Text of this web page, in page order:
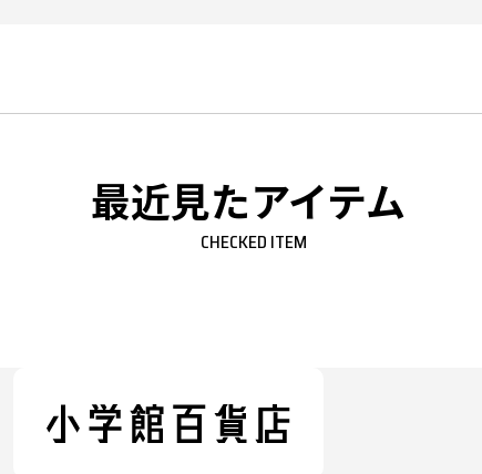
最近見たアイテム
CHECKED ITEM